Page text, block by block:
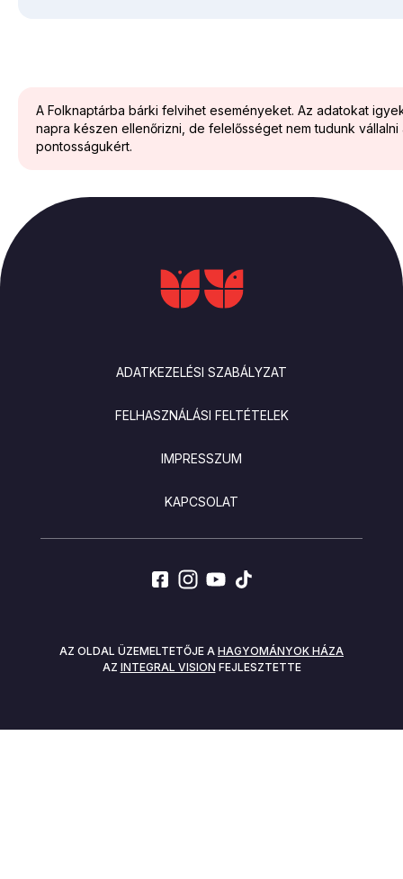
A Folknaptárba bárki felvihet eseményeket. Az adatokat
napra készen ellenőrizni, de felelősséget nem tudunk vállalni
pontosságukért.
ADATKEZELÉSI SZABÁLYZAT
FELHASZNÁLÁSI FELTÉTELEK
IMPRESSZUM
KAPCSOLAT
SOCIALS
AZ OLDAL ÜZEMELTETŐJE A HAGYOMÁNYOK HÁZA
AZ INTEGRAL VISION FEJLESZTETTE